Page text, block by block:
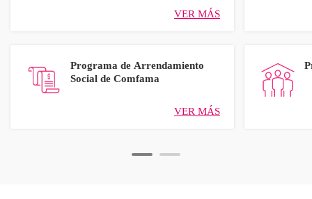
VER MÁS
Programa de Arrendamiento
Social de Comfama
VER MÁS